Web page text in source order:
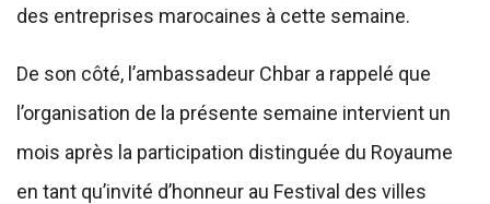
des entreprises marocaines à cette semaine.
De son côté, l’ambassadeur Chbar a rappelé que
l’organisation de la présente semaine intervient un
mois après la participation distinguée du Royaume
en tant qu’invité d’honneur au Festival des villes